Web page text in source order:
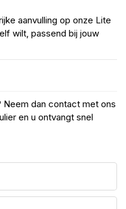
aanvulling op onze Lite
wilt, passend bij jouw
dan contact met ons
en u ontvangt snel